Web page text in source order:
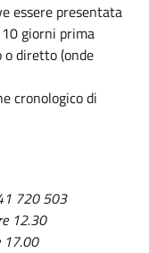
essere presentata
giorni prima
diretto (onde
cronologico di
720 503
12.30
17.00